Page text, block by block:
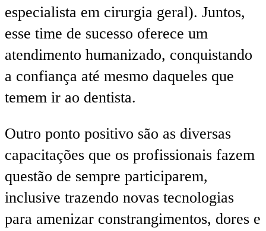
especialista em cirurgia geral). Juntos,
esse time de sucesso oferece um
atendimento humanizado, conquistando
a confiança até mesmo daqueles que
temem ir ao dentista.
Outro ponto positivo são as diversas
capacitações que os profissionais fazem
questão de sempre participarem,
inclusive trazendo novas tecnologias
para amenizar constrangimentos, dores e